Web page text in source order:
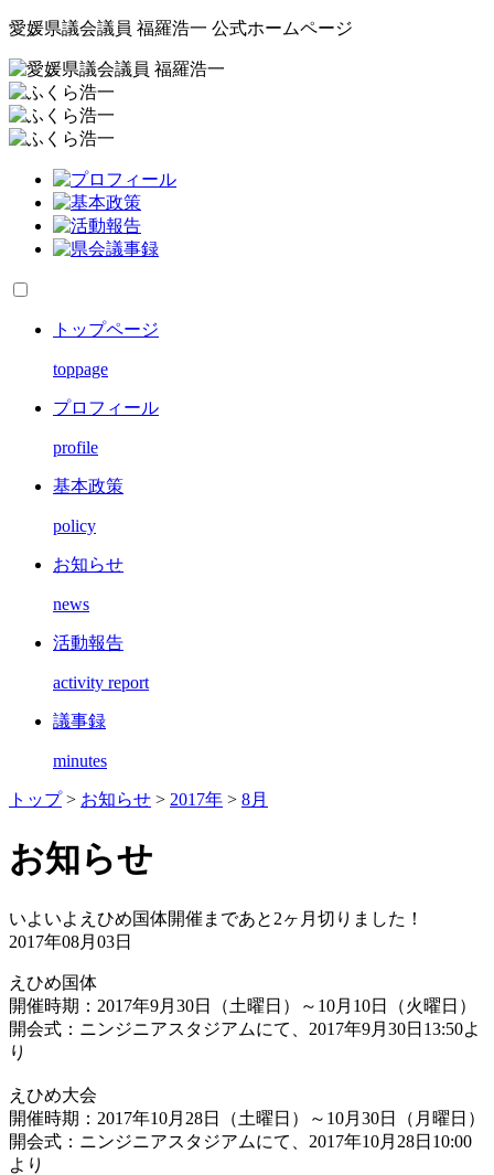
愛媛県議会議員 福羅浩一 公式ホームページ
トップページ
toppage
プロフィール
profile
基本政策
policy
お知らせ
news
活動報告
activity report
議事録
minutes
トップ> お知らせ > 2017年 > 8月
お知らせ
いよいよえひめ国体開催まであと2ヶ月切りました！
2017年08月03日
えひめ国体
開催時期：2017年9月30日（土曜日）～10月10日（火曜日）
開会式：ニンジニアスタジアムにて、2017年9月30日13:50よ
り
えひめ大会
開催時期：2017年10月28日（土曜日）～10月30日（月曜日）
開会式：ニンジニアスタジアムにて、2017年10月28日10:00
より